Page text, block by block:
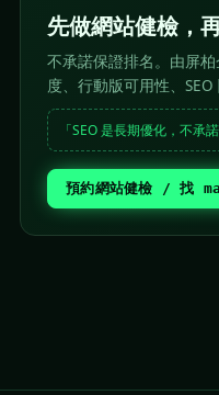
先做網站健檢，
不承諾保證排名。由屏
度、行動版可用性、SEO
「SEO 是長期優化，不承
預約網站健檢 / 找